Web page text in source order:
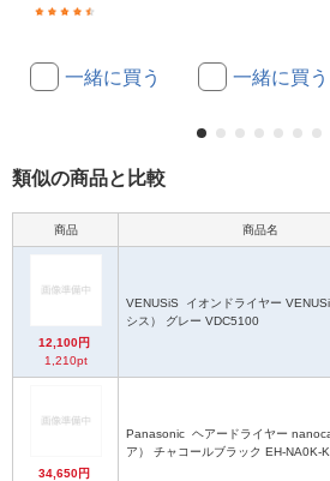
一緒に買う 一緒に買う
類似の商品と比較
商品 商品名
12,100円
1,210pt
VENUSiS
シス） グレー VDC5100
34,650円
Panasonic
ア） チャコールブラック EH-NA0K-K